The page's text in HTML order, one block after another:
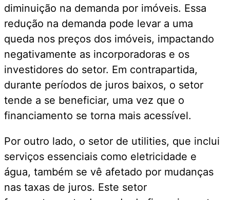
diminuição na demanda por imóveis. Essa
redução na demanda pode levar a uma
queda nos preços dos imóveis, impactando
negativamente as incorporadoras e os
investidores do setor. Em contrapartida,
durante períodos de juros baixos, o setor
tende a se beneficiar, uma vez que o
financiamento se torna mais acessível.
Por outro lado, o setor de utilities, que inclui
serviços essenciais como eletricidade e
água, também se vê afetado por mudanças
nas taxas de juros. Este setor